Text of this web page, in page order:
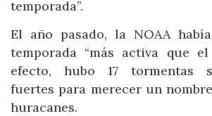
temporada”.
El año pasado, la NOAA
temporada “más activa que el
efecto, hubo 17 tormentas
fuertes para merecer un
huracanes.